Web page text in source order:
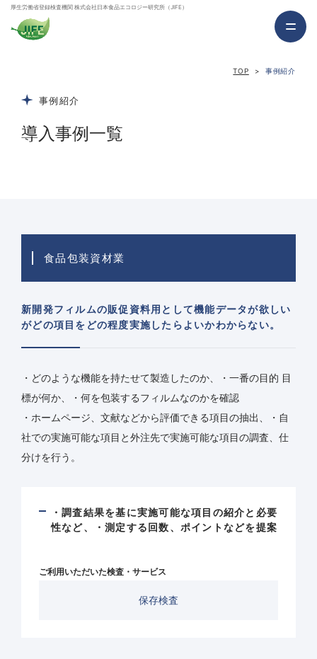
厚生労働省登録検査機関 株式会社日本食品エコロジー研究所（JIFE）
TOP 事例紹介
事例紹介
導入事例一覧
食品包装資材業
新開発フィルムの販促資料用として機能データが欲しい
がどの項目をどの程度実施したらよいかわからない。
・どのような機能を持たせて製造したのか、・一番の目的 目
標が何か、・何を包装するフィルムなのかを確認
・ホームページ、文献などから評価できる項目の抽出、・自
社での実施可能な項目と外注先で実施可能な項目の調査、仕
分けを行う。
・調査結果を基に実施可能な項目の紹介と必要
性など、・測定する回数、ポイントなどを提案
ご利用いただいた検査・サービス
保存検査